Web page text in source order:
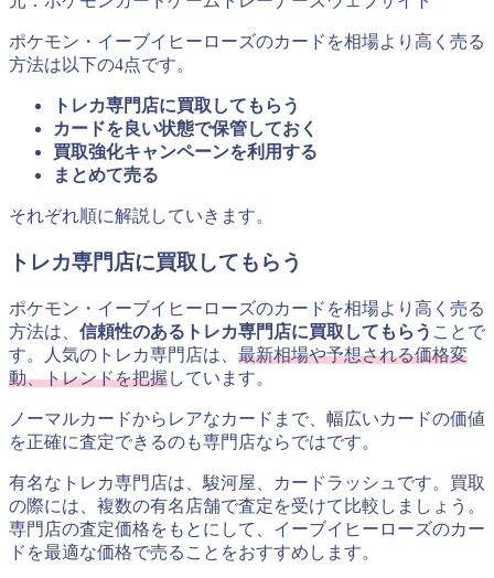
ポケモン・イーブイヒーローズのカードを相場より高く売る
方法は以下の4点です。
トレカ専門店に買取してもらう
カードを良い状態で保管しておく
買取強化キャンペーンを利用する
まとめて売る
それぞれ順に解説していきます。
トレカ専門店に買取してもらう
ポケモン・イーブイヒーローズのカードを相場より高く売る
方法は、 信頼性のあるトレカ専門店に買取してもらう ことで
す。人気のトレカ専門店は、 最新相場や予想される価格変
動、トレンドを把握しています。
ノーマルカードからレアなカードまで、幅広いカードの価値
を正確に査定できるのも専門店ならではです。
有名なトレカ専門店は、駿河屋、カードラッシュです。買取
の際には、複数の有名店舗で査定を受けて比較しましょう。
専門店の査定価格をもとにして、イーブイヒーローズのカー
ドを最適な価格で売ることをおすすめします。